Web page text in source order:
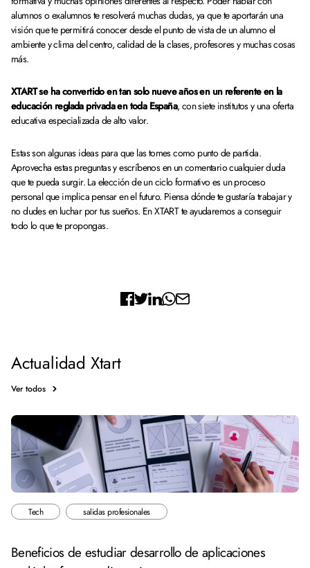
alumnos o exalumnos te resolverá muchas dudas, ya que te aportarán una
visión que te permitirá conocer desde el punto de vista de un alumno el
ambiente y clima del centro, calidad de la clases, profesores y muchas cosas
más.
XTART se ha convertido en tan solo nueve años en un referente en la
educación reglada privada en toda España, con siete institutos y una oferta
educativa especializada de alto valor.
Estas son algunas ideas para que las tomes como punto de partida.
Aprovecha estas preguntas y escríbenos en un comentario cualquier duda
que te pueda surgir. La elección de un ciclo formativo es un proceso
personal que implica pensar en el futuro. Piensa dónde te gustaría trabajar y
no dudes en luchar por tus sueños. En XTART te ayudaremos a conseguir
todo lo que te propongas.
Actualidad Xtart
Ver todos
Tech salidas profesionales
Beneficios de estudiar desarrollo de aplicaciones